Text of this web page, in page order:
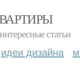
статьи
идеи дизайна